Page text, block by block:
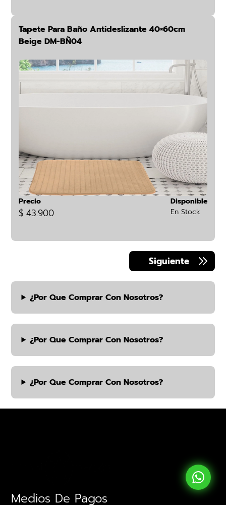
Tapete Para Baño Antideslizante 40×60cm
Beige DM-BÑ04
Precio
$ 43.900
Disponible
En Stock
¿por Que Comprar Con Nosotros?
¿por Que Comprar Con Nosotros?
¿por Que Comprar Con Nosotros?
Medios De Pagos